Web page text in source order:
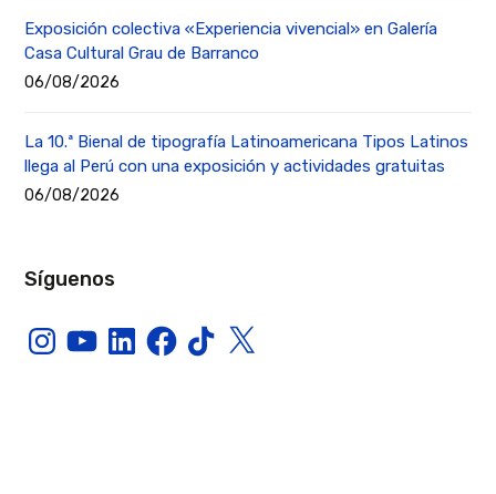
Exposición colectiva «Experiencia vivencial» en Galería
Casa Cultural Grau de Barranco
06/08/2026
La 10.ª Bienal de tipografía Latinoamericana Tipos Latinos
llega al Perú con una exposición y actividades gratuitas
06/08/2026
Síguenos
InstagramYouTubeLinkedInFacebook
TikTokX